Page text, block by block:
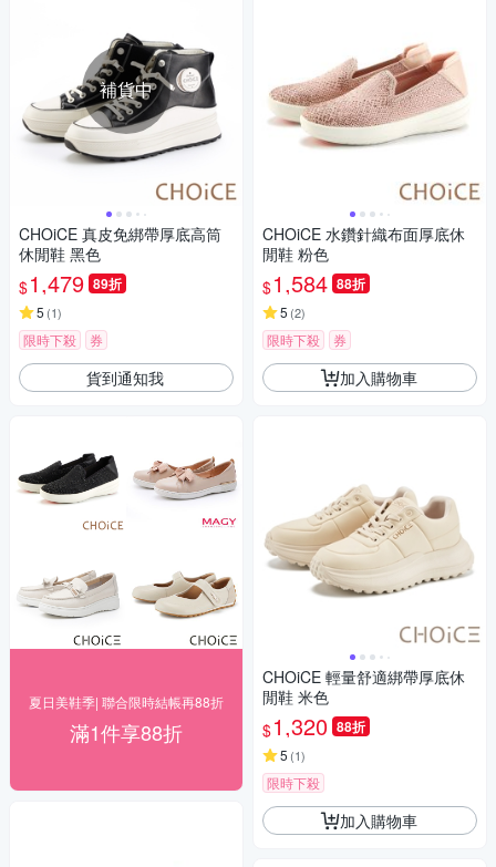
補貨中
CHOiCE 真皮免綁帶厚底高筒
休閒鞋 黑色
$1,479 89折
5 (1)
限時下殺 券
貨到通知我
夏日美鞋季| 聯合限時結帳再88折
滿1件享88折
CHOiCE 水鑽針織布面厚底休
閒鞋 粉色
$1,584 88折
5 (2)
限時下殺 券
加入購物車
CHOiCE 輕量舒適綁帶厚底休
閒鞋 米色
$1,320 88折
5 (1)
限時下殺
加入購物車